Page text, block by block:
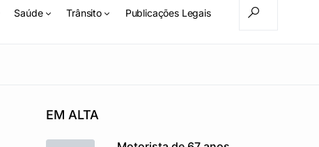
Saúde Trânsito Publicações Legais
EM ALTA